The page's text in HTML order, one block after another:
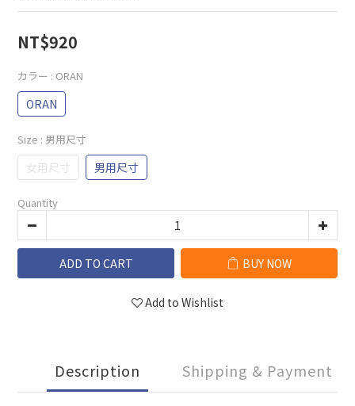
NT$920
カラー : ORAN
ORAN
Size : 男用尺寸
女用尺寸 男用尺寸
Quantity
ADD TO CART BUY NOW
Add to Wishlist
Description Shipping & Payment